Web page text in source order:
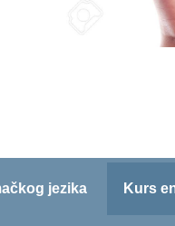
jezika Kurs